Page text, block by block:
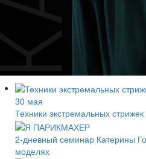
30 мая
Техники экстремальных
2-дневный семинар Катерины
моделях